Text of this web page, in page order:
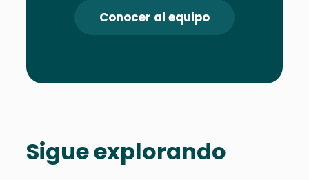
Conocer al equipo
Sigue explorando